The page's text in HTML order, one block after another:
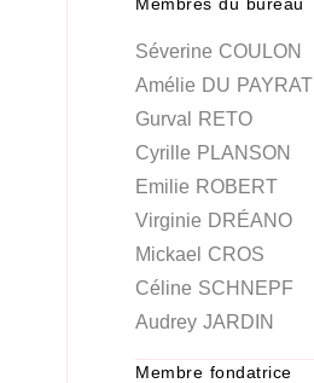
Séverine COULON
Amélie DU PAYRAT
Gurval RETO
Cyrille PLANSON
Emilie ROBERT
Virginie DRÉANO
Mickael CROS
Céline SCHNEPF
Audrey JARDIN
Membre fondatrice